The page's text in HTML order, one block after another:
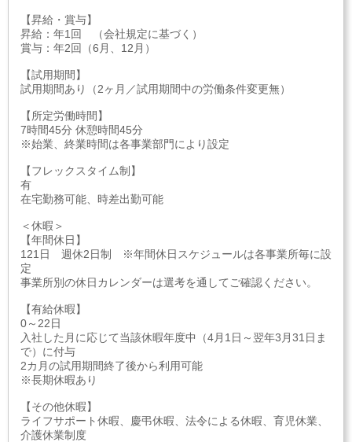
【昇給・賞与】
昇給：年1回 （会社規定に基づく）
賞与：年2回（6月、12月）
【試用期間】
試用期間あり（2ヶ月／試用期間中の労働条件変更無）
【所定労働時間】
7時間45分 休憩時間45分
※始業、終業時間は各事業部門により設定
【フレックスタイム制】
有
在宅勤務可能、時差出勤可能
＜休暇＞
【年間休日】
121日 週休2日制 ※年間休日スケジュールは各事業所毎に設
定
事業所別の休日カレンダーは選考を通してご確認ください。
【有給休暇】
0～22日
入社した月に応じて当該休暇年度中（4月1日～翌年3月31日ま
で）に付与
2カ月の試用期間終了後から利用可能
※長期休暇あり
【その他休暇】
ライフサポート休暇、慶弔休暇、法令による休暇、育児休業、
介護休業制度